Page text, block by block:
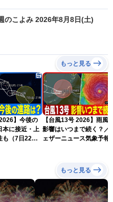
のこよみ 2026年8月8日(土)
もっと見る
】今後の
本に接近・上
も（7日22時
【台風13号 2026】雨風
影響はいつまで続く？／
ェザーニュース気象予報
もっと見る